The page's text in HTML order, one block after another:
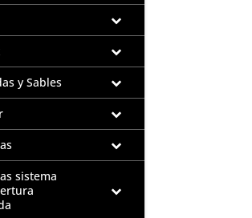
y Sables
sistema